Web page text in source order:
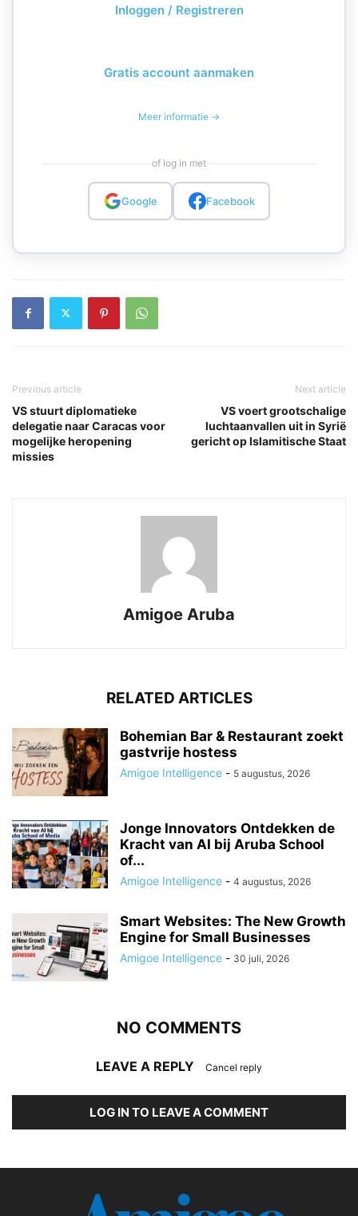
Inloggen / Registreren
Gratis account aanmaken
Meer informatie →
of log in met
Google Facebook
Previous article
VS stuurt diplomatieke
delegatie naar Caracas voor
mogelijke heropening
missies
Next article
VS voert grootschalige
luchtaanvallen uit in Syrië
gericht op Islamitische Staat
Amigoe Aruba
RELATED ARTICLES
Bohemian Bar & Restaurant zoekt
gastvrije hostess
Amigoe Intelligence - 5 augustus, 2026
Jonge Innovators Ontdekken de
Kracht van AI bij Aruba School
of...
Amigoe Intelligence - 4 augustus, 2026
Smart Websites: The New Growth
Engine for Small Businesses
Amigoe Intelligence - 30 juli, 2026
NO COMMENTS
LEAVE A REPLY Cancel reply
LOG IN TO LEAVE A COMMENT